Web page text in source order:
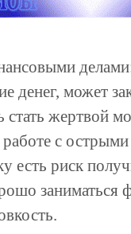
денег, может
жертвой
с
есть риск
заниматься